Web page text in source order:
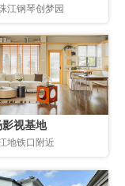
江钢琴创梦园
视基地
地铁口附近